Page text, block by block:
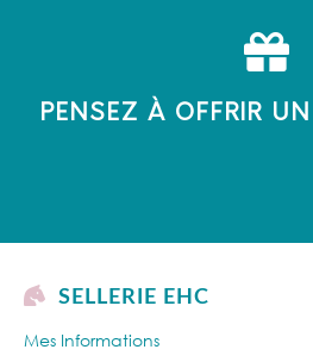
PENSEZ À OFFRIR
SELLERIE EHC
Mes Informations